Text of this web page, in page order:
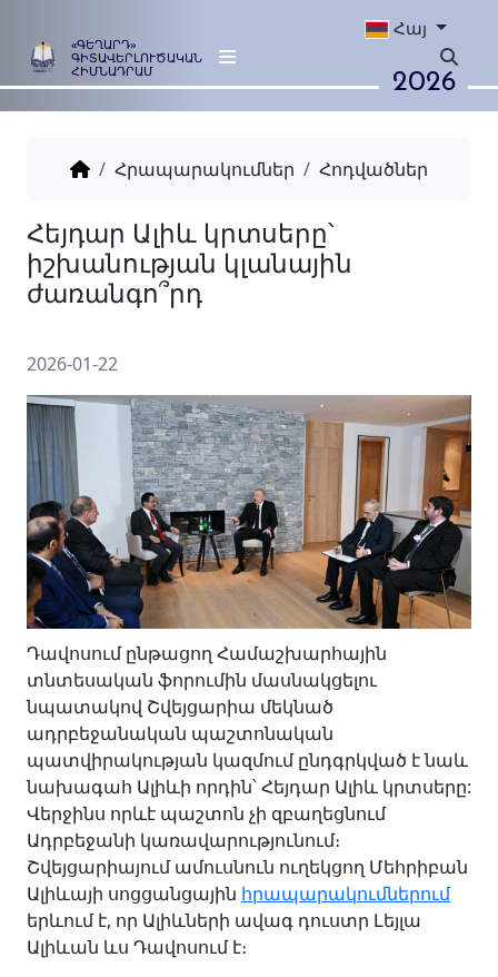
«ԳԵՂԱՐԴ»
ԳԻՏԱՎԵՐԼՈՒԾԱԿԱՆ
ՀԻՄՆԱԴՐԱՄ
Հայ
2026
Հրապարակումներ Հոդվածներ
Հեյդար Ալիև կրտսերը՝
ժառանգո՞րդ
2026-01-22
Դավոսում ընթացող Համաշխարհային
տնտեսական ֆորումին մասնակցելու
նպատակով Շվեյցարիա մեկնած
ադրբեջանական պաշտոնական
պատվիրակության կազմում ընդգրկված է նաև
նախագահ Ալիևի որդին՝ Հեյդար Ալիև կրտսերը:
Վերջինս որևէ պաշտոն չի զբաղեցնում
Ադրբեջանի կառավարությունում։
Շվեյցարիայում ամուսնուն ուղեկցող Մեհրիբան
Ալիևայի սոցցանցային հրապարակումներում
երևում է, որ Ալիևների ավագ դուստր Լեյլա
Ալիևան ևս Դավոսում է։